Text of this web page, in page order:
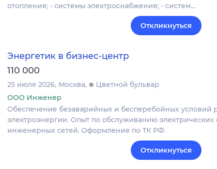
отопления; - системы электроснабжения; - систем…
Откликнуться
Энергетик в бизнес-центр
110 000
25 июля 2026 Москва
Цветной бульвар
ООО Инженер
Обеспечение безаварийных и бесперебойных условий
электроэнергии. Опыт по обслуживанию
инженерных сетей. Оформление по ТК РФ.
Откликнуться